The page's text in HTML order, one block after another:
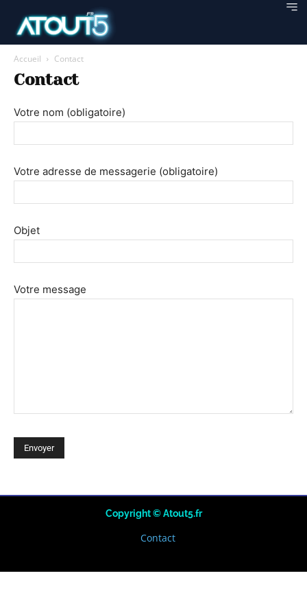
Accueil Contact
Contact
Votre nom (obligatoire)
Votre adresse de messagerie (obligatoire)
Objet
Votre message
Copyright © Atout5.fr
Contact